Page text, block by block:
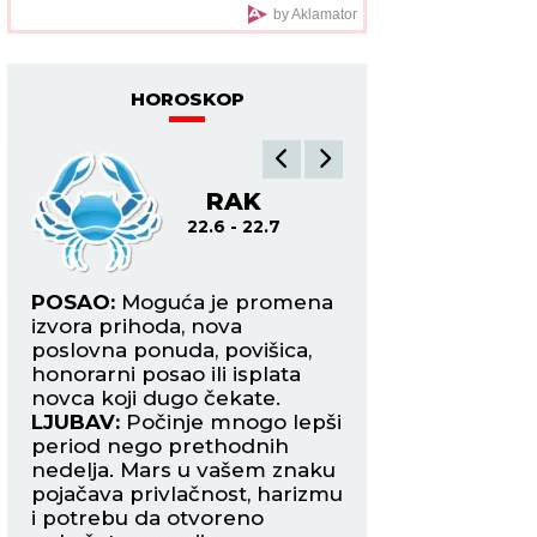
ogroman bazenby Aklamator
HOROSKOP
RAK
22.6 - 22.7
POSAO: Moguća je promena
izvora prihoda, nova
poslovna ponuda, povišica,
honorarni posao ili isplata
novca koji dugo čekate.
LJUBAV: Počinje mnogo lepši
period nego prethodnih
nedelja. Mars u vašem znaku
pojačava privlačnost, harizmu
i potrebu da otvoreno